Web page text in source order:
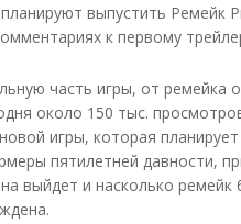
выпустить Ремейк
к первому
часть игры, от ремейка
около 150 тыс.
игры, которая
пятилетней давности,
выйдет и насколько ремейк